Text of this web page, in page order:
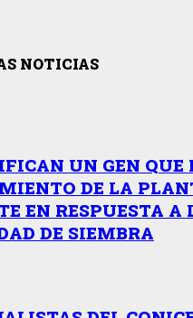
NOTICIAS
UN GEN QUE
DE LA
EN RESPUESTA A
DE SIEMBRA